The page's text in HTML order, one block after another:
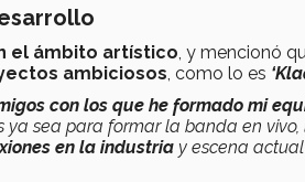
el ámbito artístico , y mencionó
ambiciosos , como lo es ‘
con los que he formado mi
sea para formar la banda en
en la industria y escena